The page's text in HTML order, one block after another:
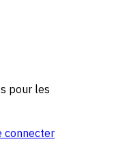
pour les
connecter